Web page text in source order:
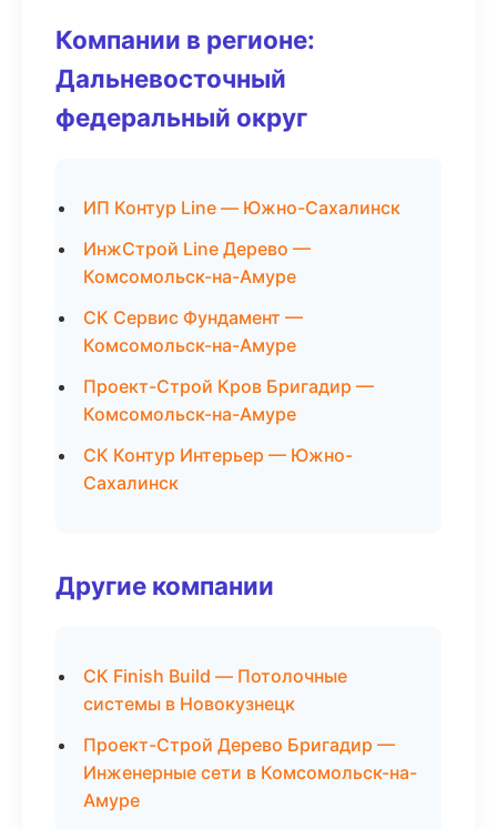
Компании в регионе:
Дальневосточный
федеральный округ
ИП Контур Line — Южно-Сахалинск
ИнжСтрой Line Дерево —
Комсомольск-на-Амуре
СК Сервис Фундамент —
Комсомольск-на-Амуре
Проект-Строй Кров Бригадир —
Комсомольск-на-Амуре
СК Контур Интерьер — Южно-
Сахалинск
Другие компании
СК Finish Build — Потолочные
системы в Новокузнецк
Проект-Строй Дерево Бригадир —
Инженерные сети в Комсомольск-на-
Амуре